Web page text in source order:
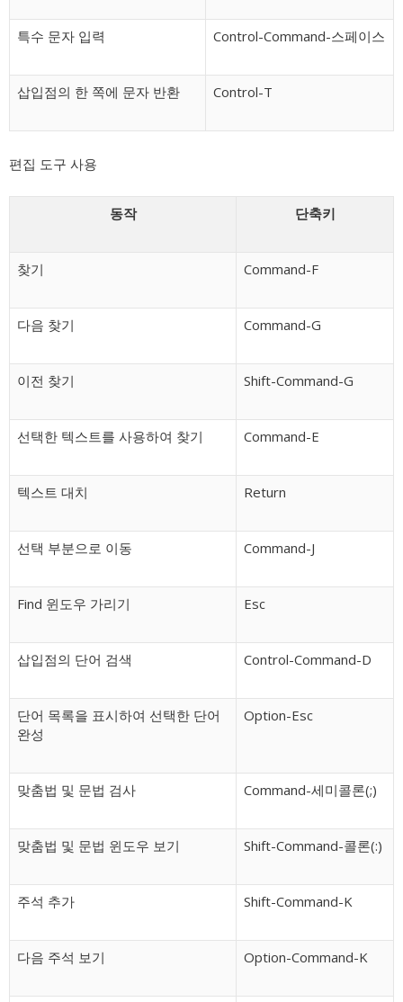
특수 문자 입력 Control-Command-스페이스
삽입점의 한 쪽에 문자 반환 Control-T
편집 도구 사용
동작 단축키
찾기 Command-F
다음 찾기 Command-G
이전 찾기 Shift-Command-G
선택한 텍스트를 사용하여 찾기 Command-E
텍스트 대치 Return
선택 부분으로 이동 Command-J
Find 윈도우 가리기 Esc
삽입점의 단어 검색 Control-Command-D
단어 목록을 표시하여 선택한 단어
완성
Option-Esc
맞춤법 및 문법 검사 Command-세미콜론(;)
맞춤법 및 문법 윈도우 보기 Shift-Command-콜론(:)
주석 추가 Shift-Command-K
다음 주석 보기 Option-Command-K